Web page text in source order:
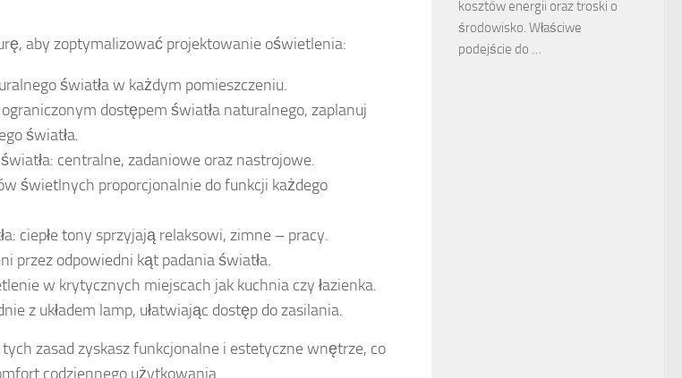
aby zoptymalizować projektowanie oświetlenia:
światła w każdym pomieszczeniu.
dostępem światła naturalnego, zaplanuj
światła.
centralne, zadaniowe oraz nastrojowe.
świetlnych proporcjonalnie do funkcji każdego
ciepłe tony sprzyjają relaksowi, zimne – pracy.
przez odpowiedni kąt padania światła.
w krytycznych miejscach jak kuchnia czy łazienka.
z układem lamp, ułatwiając dostęp do zasilania.
zasad zyskasz funkcjonalne i estetyczne wnętrze, co
codziennego użytkowania.
kosztów energii oraz troski o
środowisko. Właściwe
podejście do …